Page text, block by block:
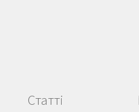
Статті